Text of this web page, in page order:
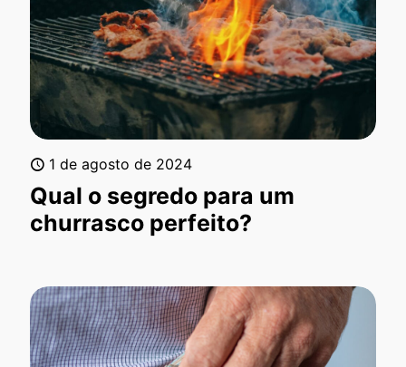
1 de agosto de 2024
Qual o segredo para um
churrasco perfeito?